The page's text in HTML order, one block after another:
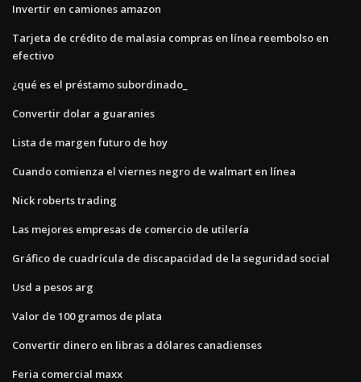
Invertir en camiones amazon
Tarjeta de crédito de malasia compras en línea reembolso en
efectivo
¿qué es el préstamo subordinado_
Convertir dolar a guaranies
Lista de margen futuro de hoy
Cuando comienza el viernes negro de walmart en línea
Nick roberts trading
Las mejores empresas de comercio de utilería
Gráfico de cuadrícula de discapacidad de la seguridad social
Usd a pesos arg
Valor de 100 gramos de plata
Convertir dinero en libras a dólares canadienses
Feria comercial maxx